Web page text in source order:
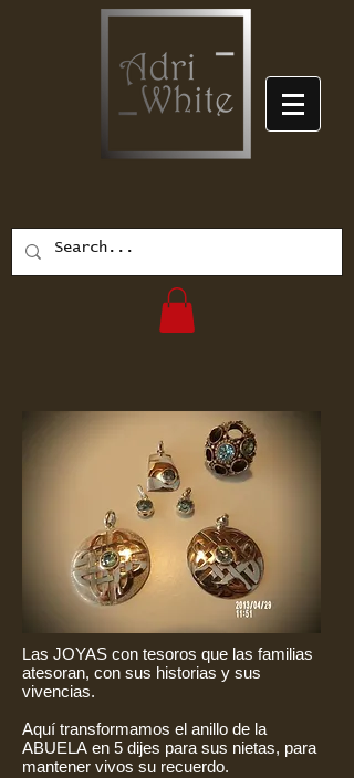
Las JOYAS con tesoros que las familias
atesoran, con sus historias y sus
vivencias.
Aquí transformamos el anillo de la
ABUELA en 5 dijes para sus nietas, para
mantener vivos su recuerdo.